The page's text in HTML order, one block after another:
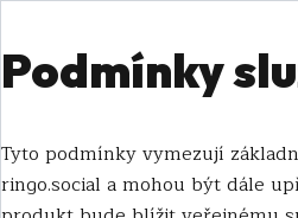
Podmínky
Tyto podmínky vymezují
ringo.social a mohou být dále